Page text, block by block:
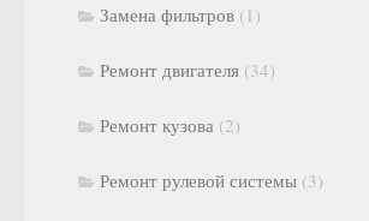
Замена фильтров (1)
Ремонт двигателя (34)
Ремонт кузова (2)
Ремонт рулевой системы (3)